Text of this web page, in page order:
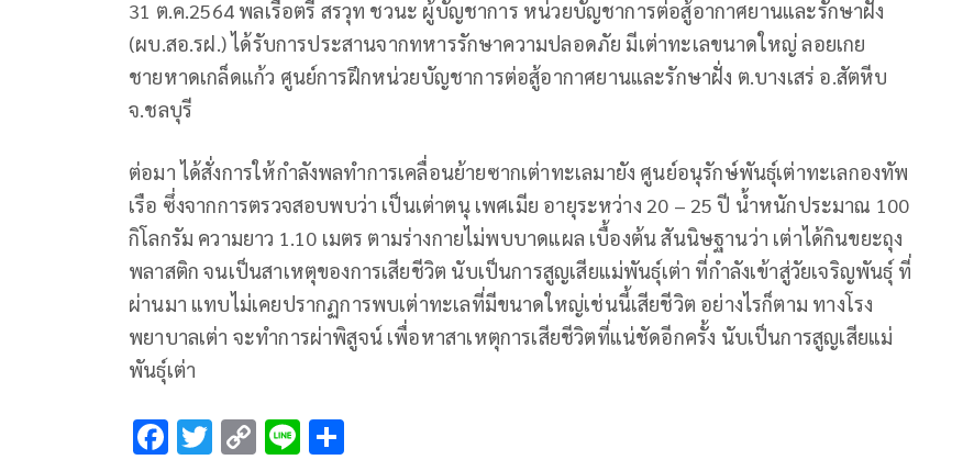
31 ต.ค.2564 พลเรือตรี สรวุท ชวนะ ผู้บัญชาการ หน่วยบัญชาการต่อสู้อากาศยานและรักษาฝั่ง
(ผบ.สอ.รฝ.) ได้รับการประสานจากทหารรักษาความปลอดภัย มีเต่าทะเลขนาดใหญ่ ลอยเกย
ชายหาดเกล็ดแก้ว ศูนย์การฝึกหน่วยบัญชาการต่อสู้อากาศยานและรักษาฝั่ง ต.บางเสร่ อ.สัตหีบ
จ.ชลบุรี
ต่อมา ได้สั่งการให้กำลังพลทำการเคลื่อนย้ายซากเต่าทะเลมายัง ศูนย์อนุรักษ์พันธุ์เต่าทะเลกองทัพ
เรือ ซึ่งจากการตรวจสอบพบว่า เป็นเต่าตนุ เพศเมีย อายุระหว่าง 20 – 25 ปี น้ำหนักประมาณ 100
กิโลกรัม ความยาว 1.10 เมตร ตามร่างกายไม่พบบาดแผล เบื้องต้น สันนิษฐานว่า เต่าได้กินขยะถุง
พลาสติก จนเป็นสาเหตุของการเสียชีวิต นับเป็นการสูญเสียแม่พันธุ์เต่า ที่กำลังเข้าสู่วัยเจริญพันธุ์ ที่
ผ่านมา แทบไม่เคยปรากฏการพบเต่าทะเลที่มีขนาดใหญ่เช่นนี้เสียชีวิต อย่างไรก็ตาม ทางโรง
พยาบาลเต่า จะทำการผ่าพิสูจน์ เพื่อหาสาเหตุการเสียชีวิตที่แน่ชัดอีกครั้ง นับเป็นการสูญเสียแม่
พันธุ์เต่า
F T C Li